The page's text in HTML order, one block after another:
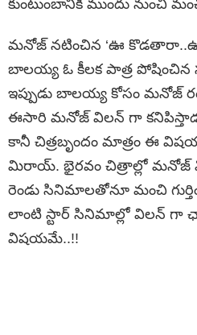
కుంటుంబానికీ ముందు నుంచీ
మ‌నోజ్ న‌టించిన‌ ‘ఊ
బాల‌య్య ఓ కీల‌క పాత్ర పోషించిన
ఇప్పుడు బాల‌య్య కోసం మ‌నోజ్
ఈసారి మ‌నోజ్ విల‌న్ గా
కానీ చిత్ర‌బృందం మాత్రం ఈ
మిరాయ్‌. భైర‌వం చిత్రాల్లో మ‌నోజ్
రెండు సినిమాల‌తోనూ మంచి
లాంటి స్టార్ సినిమాల్లో విల‌న్ గా
విష‌య‌మే..!!